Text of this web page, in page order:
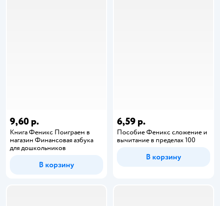
9,60 р.
Книга Феникс Поиграем в
магазин Финансовая азбука
для дошкольников
В корзину
6,59 р.
Пособие Феникс сложение и
вычитание в пределах 100
В корзину